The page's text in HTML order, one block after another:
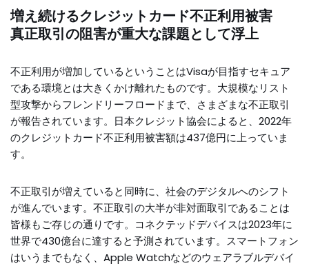
増え続けるクレジットカード不正利用被害
真正取引の阻害が重大な課題として浮上
不正利用が増加しているということはVisaが目指すセキュア
である環境とは大きくかけ離れたものです。大規模なリスト
型攻撃からフレンドリーフロードまで、さまざまな不正取引
が報告されています。日本クレジット協会によると、2022年
のクレジットカード不正利用被害額は437億円に上っていま
す。
不正取引が増えていると同時に、社会のデジタルへのシフト
が進んでいます。不正取引の大半が非対面取引であることは
皆様もご存じの通りです。コネクテッドデバイスは2023年に
世界で430億台に達すると予測されています。スマートフォン
はいうまでもなく、Apple Watchなどのウェアラブルデバイ